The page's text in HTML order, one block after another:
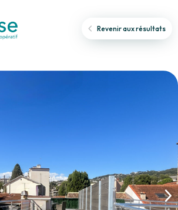
Revenir aux résultats